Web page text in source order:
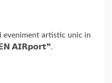
eveniment artistic unic in
𝗔𝗜𝗥𝗽𝗼𝗿𝘁❞.